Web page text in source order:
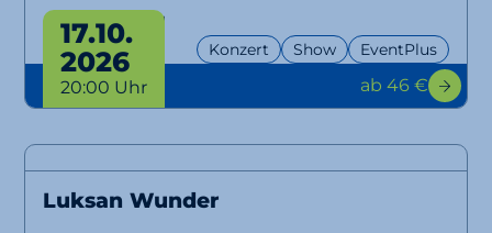
Bangers Only!
Konzert Show EventPlus
17.10.
2026
20:00 Uhr ab 46 €
Luksan Wunder